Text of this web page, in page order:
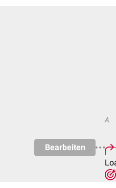
Bearbeiten
A